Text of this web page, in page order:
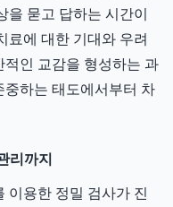
을 묻고 답하는 시간이
료에 대한 기대와 우려
인 교감을 형성하는 과
하는 태도에서부터 차
리까지
이용한 정밀 검사가 진